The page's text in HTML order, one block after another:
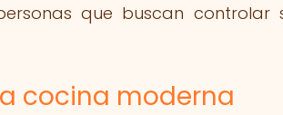
que buscan controlar
cocina moderna